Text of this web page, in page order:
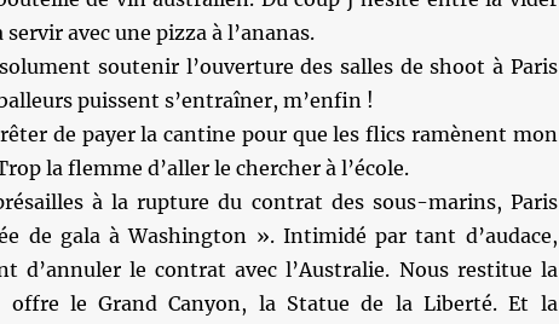
servir avec une pizza à l’ananas.
soutenir l’ouverture des salles de shoot à Paris
puissent s’entraîner, m’enfin !
de payer la cantine pour que les flics ramènent mon
la flemme d’aller le chercher à l’école.
à la rupture du contrat des sous-marins, Paris
de gala à Washington ». Intimidé par tant d’audace,
d’annuler le contrat avec l’Australie. Nous restitue la
offre le Grand Canyon, la Statue de la Liberté. Et la